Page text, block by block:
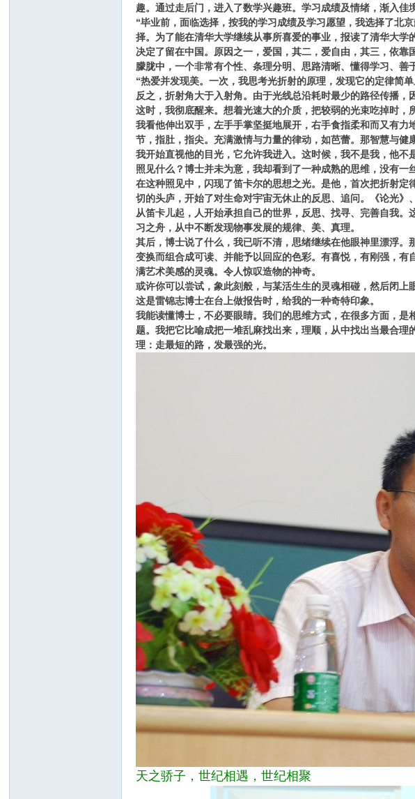
趣。通过走后门，进入了数学兴趣班。学习成绩及情绪，渐入
“毕业前，面临选择，按我的学习成绩及学习愿望，我选择了北
择。为了能在清华大学继续从事所喜爱的事业，报读了清华大
决定了留在中国。原因之一，爱国，其二，爱自由，其三，依靠
朦胧中，一个非常有个性、条理分明、思路清晰、懂得学习、善
“热爱并发现美。一次，我思考光折射的原理，发现它的定律简
反之，折射角大于入射角。由于光线总沿耗时最少的路径传播
这时，我彻底醒来。想着光速大的介质，把较弱的光束吃掉时
我看他伸出双手，左手手掌坚挺地展开，右手食指柔和而又有
节，指肚，指尖。充满激情与力量的律动，如芭蕾。那智慧与
我开始直视他的目光，它允许我进入。这时候，我不是我，他
照见什么？博士并未为意，我却看到了一种成熟的思维，没有一
在这种照见中，闪现了笛卡尔的思想之光。是他，首次把折射
切的头庐，开始了对生命对宇宙无休止的反思、追问。《论光
从笛卡儿起，人开始承担自己的世界，反思、找寻、完善自我
习之舟，从中不断发现物事发展的规律、美、真理。
其后，博士说了什么，我已听不清，思绪继续在他眼神里漂浮
变换而组合成可读、并能予以回应的色彩。有喜悦，有刚强，
满艺术美感的灵魂。令人惊叹造物的神奇。
或许你可以尝试，象此刻般，与某活生生的灵魂相碰，然后闭上
这是雷锦志博士在台上做报告时，给我的一种奇特印象。
我能读懂博士，不必要眼睛。我们的思维方式，在很多方面，
题。我把它比喻成把一堆乱麻找出来，理顺，从中找出当最合
理：走最短的路，发最强的光。
天之骄子，世纪相遇，世纪相聚